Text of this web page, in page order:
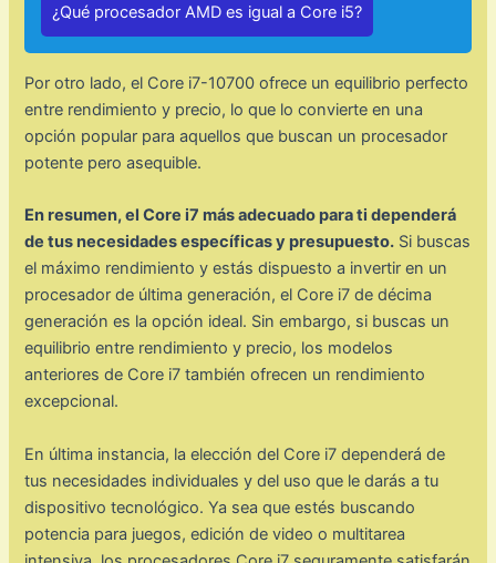
¿Qué procesador AMD es igual a Core i5?
Por otro lado, el Core i7-10700 ofrece un equilibrio perfecto
entre rendimiento y precio, lo que lo convierte en una
opción popular para aquellos que buscan un procesador
potente pero asequible.
En resumen, el Core i7 más adecuado para ti dependerá
de tus necesidades específicas y presupuesto. Si buscas
el máximo rendimiento y estás dispuesto a invertir en un
procesador de última generación, el Core i7 de décima
generación es la opción ideal. Sin embargo, si buscas un
equilibrio entre rendimiento y precio, los modelos
anteriores de Core i7 también ofrecen un rendimiento
excepcional.
En última instancia, la elección del Core i7 dependerá de
tus necesidades individuales y del uso que le darás a tu
dispositivo tecnológico. Ya sea que estés buscando
potencia para juegos, edición de video o multitarea